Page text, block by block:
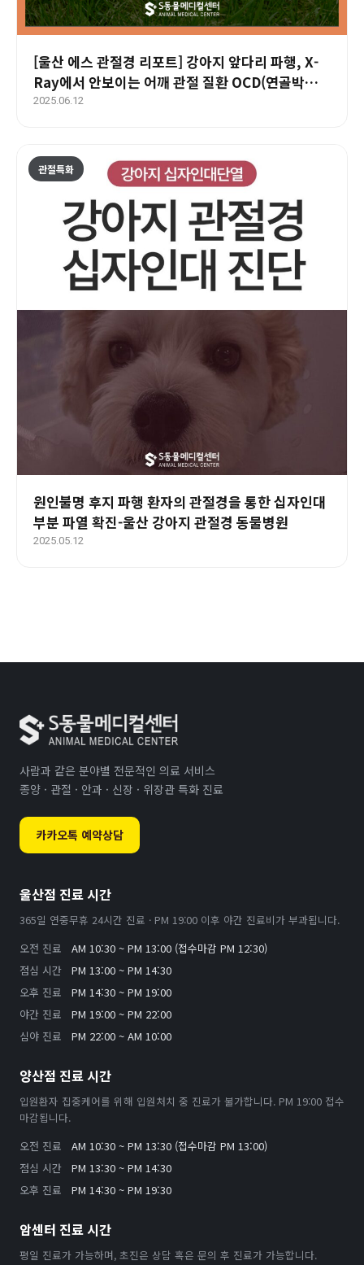
[울산 에스 관절경 리포트] 강아지 앞다리 파행, X-
Ray에서 안보이는 어깨 관절 질환 OCD(연골박리
증) 관절경 진단과 치료
2025.06.12
관절특화
원인불명 후지 파행 환자의 관절경을 통한 십자인대
부분 파열 확진-울산 강아지 관절경 동물병원
2025.05.12
사람과 같은 분야별 전문적인 의료 서비스
종양 · 관절 · 안과 · 신장 · 위장관 특화 진료
카카오톡 예약상담
울산점 진료 시간
365일 연중무휴 24시간 진료 · PM 19:00 이후 야간 진료비가 부과됩니다.
오전 진료
AM 10:30 ~ PM 13:00 (접수마감 PM 12:30)
점심 시간
PM 13:00 ~ PM 14:30
오후 진료
PM 14:30 ~ PM 19:00
야간 진료
PM 19:00 ~ PM 22:00
심야 진료
PM 22:00 ~ AM 10:00
양산점 진료 시간
입원환자 집중케어를 위해 입원처치 중 진료가 불가합니다. PM 19:00 접수
마감됩니다.
오전 진료
AM 10:30 ~ PM 13:30 (접수마감 PM 13:00)
점심 시간
PM 13:30 ~ PM 14:30
오후 진료
PM 14:30 ~ PM 19:30
암센터 진료 시간
평일 진료가 가능하며, 초진은 상담 혹은 문의 후 진료가 가능합니다.